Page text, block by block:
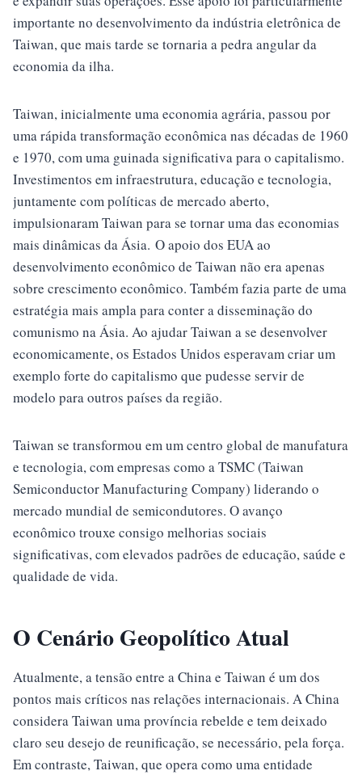
importante no desenvolvimento da indústria eletrônica de
Taiwan, que mais tarde se tornaria a pedra angular da
economia da ilha.
Taiwan, inicialmente uma economia agrária, passou por
uma rápida transformação econômica nas décadas de 1960
e 1970, com uma guinada significativa para o capitalismo.
Investimentos em infraestrutura, educação e tecnologia,
juntamente com políticas de mercado aberto,
impulsionaram Taiwan para se tornar uma das economias
mais dinâmicas da Ásia. O apoio dos EUA ao
desenvolvimento econômico de Taiwan não era apenas
sobre crescimento econômico. Também fazia parte de uma
estratégia mais ampla para conter a disseminação do
comunismo na Ásia. Ao ajudar Taiwan a se desenvolver
economicamente, os Estados Unidos esperavam criar um
exemplo forte do capitalismo que pudesse servir de
modelo para outros países da região.
Taiwan se transformou em um centro global de manufatura
e tecnologia, com empresas como a TSMC (Taiwan
Semiconductor Manufacturing Company) liderando o
mercado mundial de semicondutores. O avanço
econômico trouxe consigo melhorias sociais
significativas, com elevados padrões de educação, saúde e
qualidade de vida.
O Cenário Geopolítico Atual
Atualmente, a tensão entre a China e Taiwan é um dos
pontos mais críticos nas relações internacionais. A China
considera Taiwan uma província rebelde e tem deixado
claro seu desejo de reunificação, se necessário, pela força.
Em contraste, Taiwan, que opera como uma entidade